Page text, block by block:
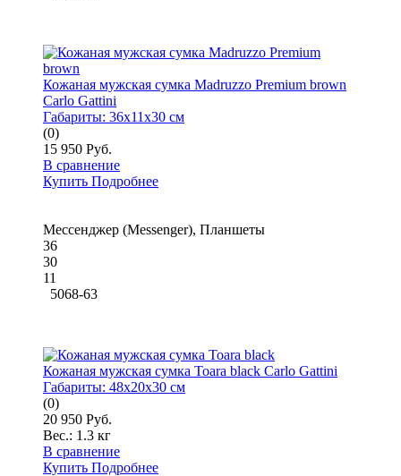
Кожаная мужская сумка Madruzzo Premium brown
Carlo Gattini
Габариты: 36x11x30 см
(0)
15 950 Руб.
В сравнение
Купить Подробнее
Мессенджер (Messenger), Планшеты
36
30
11
5068-63
Кожаная мужская сумка Toara black Carlo Gattini
Габариты: 48x20x30 см
(0)
20 950 Руб.
Вес.: 1.3 кг
В сравнение
Купить Подробнее